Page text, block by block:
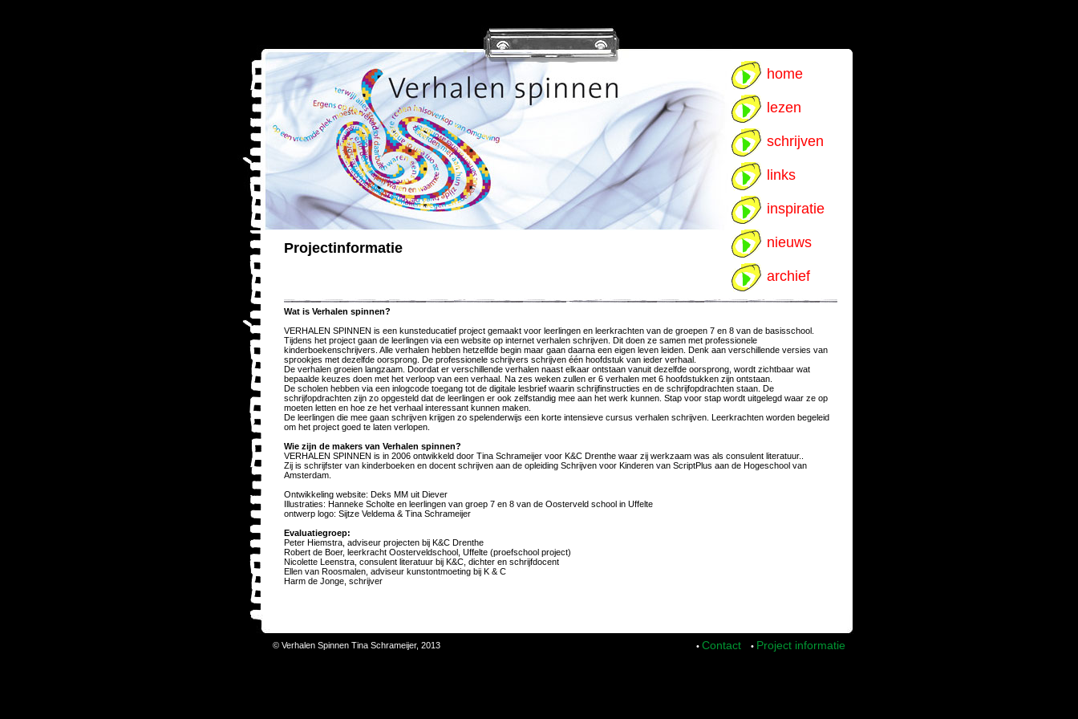
Projectinformatie
home
lezen
schrijven
links
inspiratie
nieuws
archief
Wat is Verhalen spinnen?
VERHALEN SPINNEN is een kunsteducatief project gemaakt voor leerlingen en leerkrachten van de groepen 7 en 8 van de basisschool.
Tijdens het project gaan de leerlingen via een website op internet verhalen schrijven. Dit doen ze samen met professionele
kinderboekenschrijvers. Alle verhalen hebben hetzelfde begin maar gaan daarna een eigen leven leiden. Denk aan verschillende versies van
sprookjes met dezelfde oorsprong. De professionele schrijvers schrijven één hoofdstuk van ieder verhaal.
De verhalen groeien langzaam. Doordat er verschillende verhalen naast elkaar ontstaan vanuit dezelfde oorsprong, wordt zichtbaar wat
bepaalde keuzes doen met het verloop van een verhaal. Na zes weken zullen er 6 verhalen met 6 hoofdstukken zijn ontstaan.
De scholen hebben via een inlogcode toegang tot de digitale lesbrief waarin schrijfinstructies en de schrijfopdrachten staan. De
schrijfopdrachten zijn zo opgesteld dat de leerlingen er ook zelfstandig mee aan het werk kunnen. Stap voor stap wordt uitgelegd waar ze op
moeten letten en hoe ze het verhaal interessant kunnen maken.
De leerlingen die mee gaan schrijven krijgen zo spelenderwijs een korte intensieve cursus verhalen schrijven. Leerkrachten worden begeleid
om het project goed te laten verlopen.
Wie zijn de makers van Verhalen spinnen?
VERHALEN SPINNEN is in 2006 ontwikkeld door Tina Schrameijer voor K&C Drenthe waar zij werkzaam was als consulent literatuur..
Zij is schrijfster van kinderboeken en docent schrijven aan de opleiding Schrijven voor Kinderen van ScriptPlus aan de Hogeschool van
Amsterdam.
Ontwikkeling website: Deks MM uit Diever
Illustraties: Hanneke Scholte en leerlingen van groep 7 en 8 van de Oosterveld school in Uffelte
ontwerp logo: Sijtze Veldema & Tina Schrameijer
Evaluatiegroep:
Peter Hiemstra, adviseur projecten bij K&C Drenthe
Robert de Boer, leerkracht Oosterveldschool, Uffelte (proefschool project)
Nicolette Leenstra, consulent literatuur bij K&C, dichter en schrijfdocent
Ellen van Roosmalen, adviseur kunstontmoeting bij K & C
Harm de Jonge, schrijver
© Verhalen Spinnen Tina Schrameijer, 2013 • Contact • Project informatie